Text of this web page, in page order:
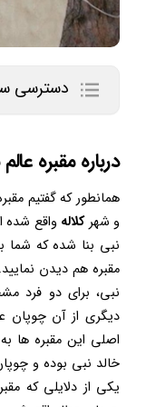
دسترسی
دربارهمقبره
همانطور که گفتیم
و شهرکلاله واقع شده
نبی بنا شده که شما
مقبره هم دیدن
نبی، برای دو فرد
دیگری از آن
اصلی این مقبره ها
خالد نبی بوده و
یکی از دلایلی که